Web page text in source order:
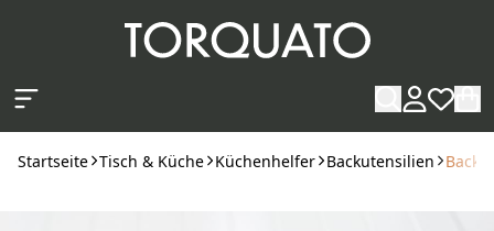
Startseite Tisch & Küche Küchenhelfer Backutensilien